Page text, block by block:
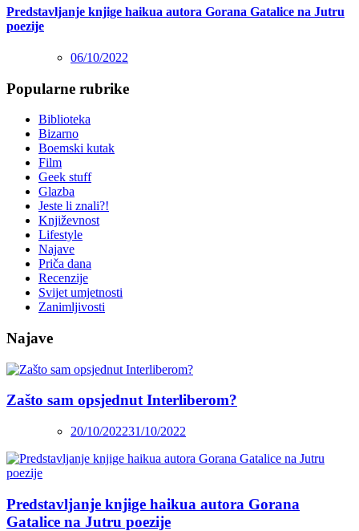
Predstavljanje knjige haikua autora Gorana Gatalice na Jutru
poezije
06/10/2022
Popularne rubrike
Biblioteka
Bizarno
Boemski kutak
Film
Geek stuff
Glazba
Jeste li znali?!
Književnost
Lifestyle
Najave
Priča dana
Recenzije
Svijet umjetnosti
Zanimljivosti
Najave
Zašto sam opsjednut Interliberom?
20/10/202231/10/2022
Predstavljanje knjige haikua autora Gorana
Gatalice na Jutru poezije